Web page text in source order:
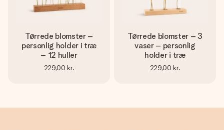
Tørrede blomster –
personlig holder i træ
– 12 huller
229,00 kr.
Tørrede blomster – 3
vaser – personlig
holder i træ
229,00 kr.